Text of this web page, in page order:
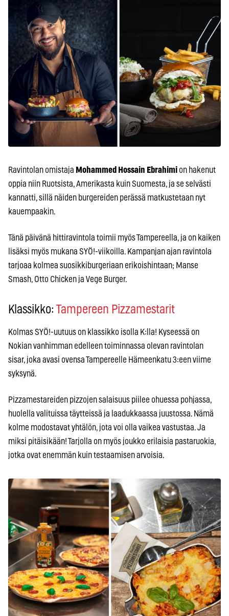
Ravintolan omistaja Mohammed Hossain Ebrahimi on hakenut
oppia niin Ruotsista, Amerikasta kuin Suomesta, ja se selvästi
kannatti, sillä näiden burgereiden perässä matkustetaan nyt
kauempaakin.
Tänä päivänä hittiravintola toimii myös Tampereella, ja on kaiken
lisäksi myös mukana SYÖ!-viikoilla. Kampanjan ajan ravintola
tarjoaa kolmea suosikkiburgeriaan erikoishintaan; Manse
Smash, Otto Chicken ja Vege Burger.
Klassikko: Tampereen Pizzamestarit
Kolmas SYÖ!-uutuus on klassikko isolla K:lla! Kyseessä on
Nokian vanhimman edelleen toiminnassa olevan ravintolan
sisar, joka avasi ovensa Tampereelle Hämeenkatu 3:een viime
syksynä.
Pizzamestareiden pizzojen salaisuus piilee ohuessa pohjassa,
huolella valituissa täytteissä ja laadukkaassa juustossa. Nämä
kolme modostavat yhtälön, jota voi olla vaikea vastustaa. Ja
miksi pitäisikään! Tarjolla on myös joukko erilaisia pastaruokia,
jotka ovat enemmän kuin testaamisen arvoisia.